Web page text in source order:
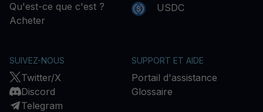
Qu'est-ce que c'est ?
Acheter
USDC
SUIVEZ-NOUS
Twitter/X
Discord
Telegram
SUPPORT ET AIDE
Portail d'assistance
Glossaire